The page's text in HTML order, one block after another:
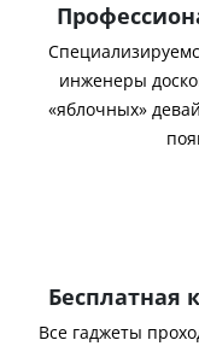
инженеры
«яблочных»
Бесплатная
Все гаджеты